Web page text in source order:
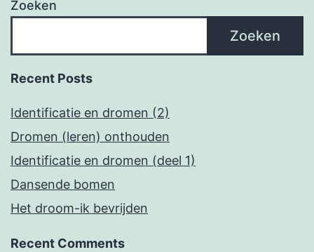
Zoeken
Zoeken
Recent Posts
Identificatie en dromen (2)
Dromen (leren) onthouden
Identificatie en dromen (deel 1)
Dansende bomen
Het droom-ik bevrijden
Recent Comments